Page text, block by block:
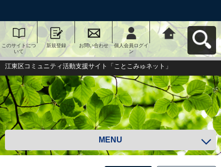
このサイトにつ
いて
新規登録 お問い合わせ
個人会員ログイ
ン
江東区コミュニ
ティ活動支援サ
イト「ことこみ
ゅネット」へ戻
る
江東区コミュニティ活動支援サイト「ことこみゅネット」
MENU